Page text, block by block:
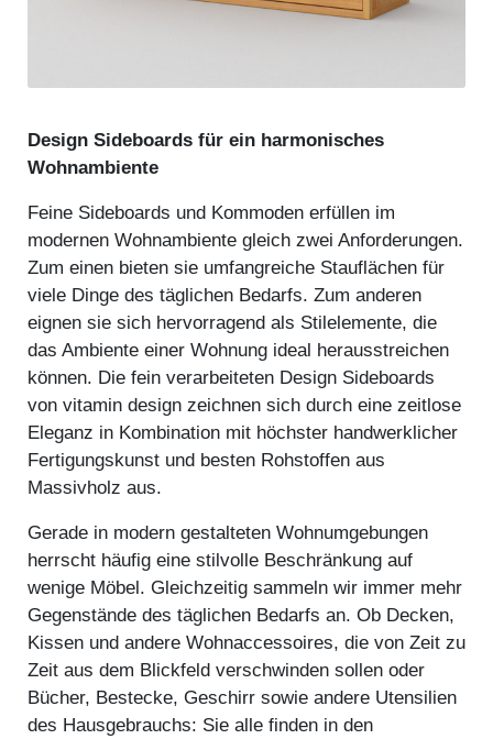
Design Sideboards für ein harmonisches
Wohnambiente
Feine Sideboards und Kommoden erfüllen im
modernen Wohnambiente gleich zwei Anforderungen.
Zum einen bieten sie umfangreiche Stauflächen für
viele Dinge des täglichen Bedarfs. Zum anderen
eignen sie sich hervorragend als Stilelemente, die
das Ambiente einer Wohnung ideal herausstreichen
können. Die fein verarbeiteten Design Sideboards
von vitamin design zeichnen sich durch eine zeitlose
Eleganz in Kombination mit höchster handwerklicher
Fertigungskunst und besten Rohstoffen aus
Massivholz aus.
Gerade in modern gestalteten Wohnumgebungen
herrscht häufig eine stilvolle Beschränkung auf
wenige Möbel. Gleichzeitig sammeln wir immer mehr
Gegenstände des täglichen Bedarfs an. Ob Decken,
Kissen und andere Wohnaccessoires, die von Zeit zu
Zeit aus dem Blickfeld verschwinden sollen oder
Bücher, Bestecke, Geschirr sowie andere Utensilien
des Hausgebrauchs: Sie alle finden in den